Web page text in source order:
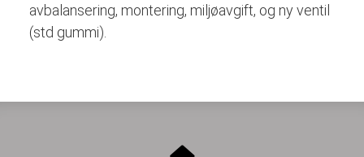
avbalansering, montering, miljøavgift, og ny ventil
(std gummi).